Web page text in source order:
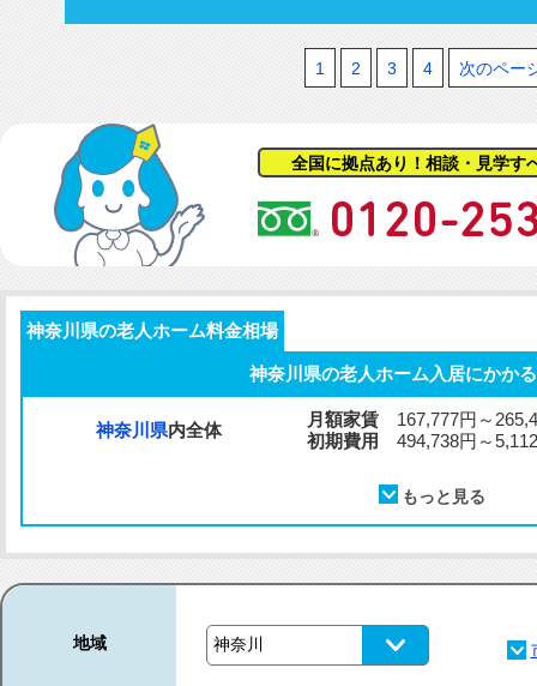
1 2 3 4 次のペー
全国に拠点あり！相談・見学す
神奈川県の老人ホーム料金相場
神奈川県の老人ホーム入居にかか
神奈川県内全体
月額家賃 167,777円～
初期費用
494,738円～
地域